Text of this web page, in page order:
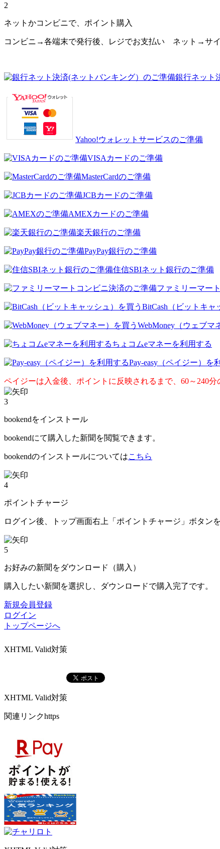
2
ネットかコンビニで、ポイント購入
コンビニ→各端末で発行後、レジでお支払い ネット→サイ
銀行ネット
Yahoo!ウォレットサービスのご準備
VISAカードのご準備
MasterCardのご準備
JCBカードのご準備
AMEXカードのご準備
楽天銀行のご準備
PayPay銀行のご準備
住信SBIネット銀行のご準備
ファミリーマー
BitCash（ビットキャ
WebMoney（ウェブマ
ちょコムeマネーを利用する
Pay-easy（ペイジー）を
ペイジーは入金後、ポイントに反映されるまで、60～240分
3
bookendをインストール
bookendにて購入した新聞を閲覧できます。
bookendのインストールについてはこちら
4
ポイントチャージ
ログイン後、トップ画面右上「ポイントチャージ」ボタン
5
お好みの新聞をダウンロード（購入）
購入したい新聞を選択し、ダウンロードで購入完了です。
新規会員登録
ログイン
トップページへ
XHTML Valid対策
XHTML Valid対策
関連リンクhttps